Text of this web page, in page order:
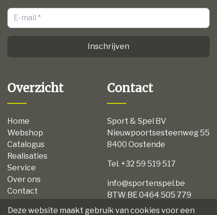
Inschrijven
Overzicht
Home
Webshop
Catalogus
Realisaties
Service
Over ons
Contact
Contact
Sport & Spel BV
Nieuwpoortsesteenweg 55
8400 Oostende
Tel. +32 59 519 517
info@sportenspel.be
BTW BE 0464 505 779
Deze website maakt gebruik van cookies voor een